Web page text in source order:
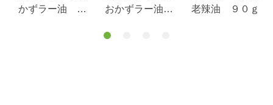
かずラー油 ７
おかずラー油
老辣油 ９０ｇ